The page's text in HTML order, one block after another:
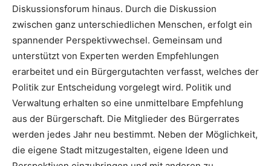
Diskussionsforum hinaus. Durch die Diskussion
zwischen ganz unterschiedlichen Menschen, erfolgt ein
spannender Perspektivwechsel. Gemeinsam und
unterstützt von Experten werden Empfehlungen
erarbeitet und ein Bürgergutachten verfasst, welches der
Politik zur Entscheidung vorgelegt wird. Politik und
Verwaltung erhalten so eine unmittelbare Empfehlung
aus der Bürgerschaft. Die Mitglieder des Bürgerrates
werden jedes Jahr neu bestimmt. Neben der Möglichkeit,
die eigene Stadt mitzugestalten, eigene Ideen und